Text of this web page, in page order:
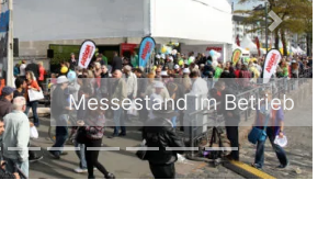
Messestand im Betrieb
N
e
x
t